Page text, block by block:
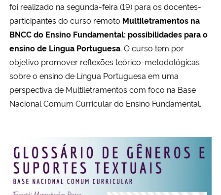
Secretaria-Geral
Secretaria de Governo
Gabinete de Segurança Institucional
Advocacia-Geral da União
Planalto
foi realizado na segunda-feira (19) para os docentes-
participantes do curso remoto Multiletramentos na
BNCC do Ensino Fundamental: possibilidades para o
ensino de Língua Portuguesa. O curso tem por
objetivo promover reflexões teórico-metodológicas
sobre o ensino de Língua Portuguesa em uma
perspectiva de Multiletramentos com foco na Base
Nacional Comum Curricular do Ensino Fundamental.